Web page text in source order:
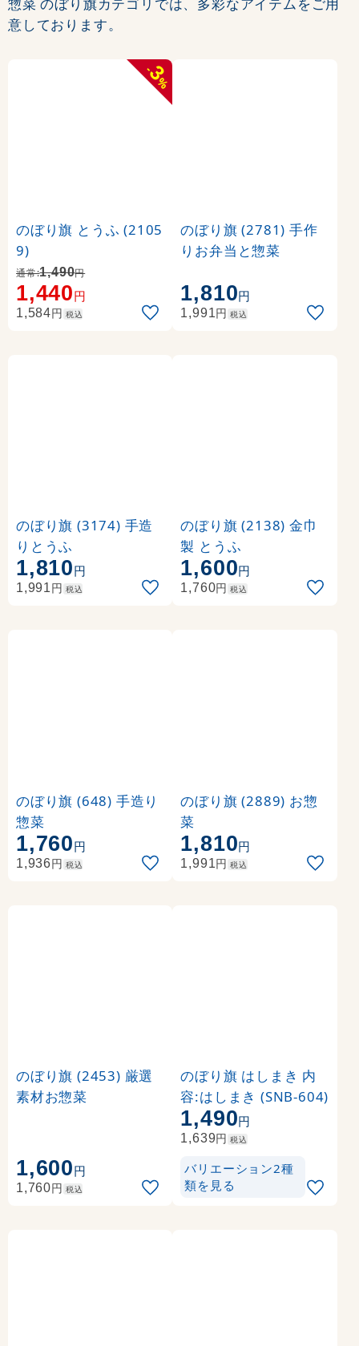
意しております。
-
3
%
のぼり旗 とうふ (2105
9)
通常:1,490円
1,440円
1,584円 税込
のぼり旗 (2781) 手作
りお弁当と惣菜
1,810円
1,991円 税込
のぼり旗 (3174) 手造
りとうふ
1,810円
1,991円 税込
のぼり旗 (2138) 金巾
製 とうふ
1,600円
1,760円 税込
のぼり旗 (648) 手造り
惣菜
1,760円
1,936円 税込
のぼり旗 (2889) お惣
菜
1,810円
1,991円 税込
のぼり旗 (2453) 厳選
素材お惣菜
1,600円
1,760円 税込
のぼり旗 はしまき 内
容:はしまき (SNB-604)
1,490円
1,639円 税込
バリエーション2種
類を見る